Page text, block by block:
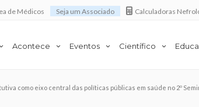
de Médicos Seja um Associado Calculadoras
Acontece Eventos Científico
como eixo central das políticas públicas em saúde no 2º